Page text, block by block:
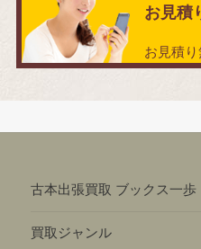
お見積
お見積
古本出張買取 ブックス一歩
買取ジャンル